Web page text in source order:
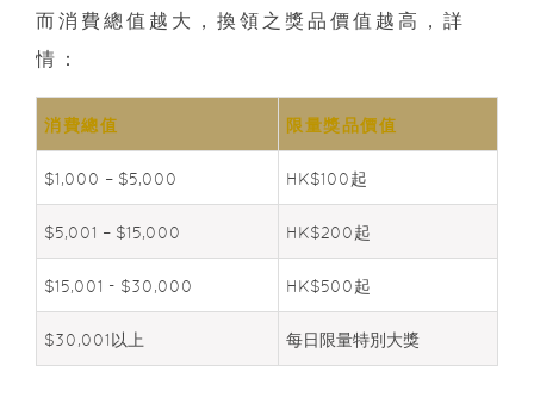
而消費總值越大，換領之獎品價值越高，詳
情：
消費總值 限量獎品價值
$1,000 – $5,000 HK$100起
$5,001 – $15,000 HK$200起
$15,001 - $30,000 HK$500起
$30,001以上 每日限量特別大獎